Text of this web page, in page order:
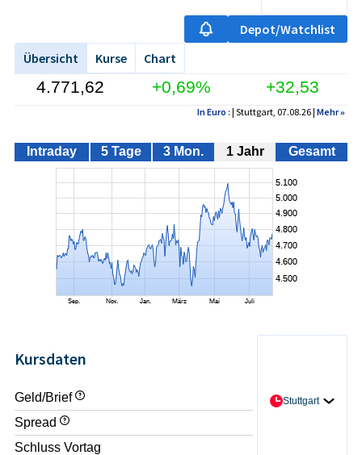
Depot/Watchlist
Übersicht
Kurse Chart
4.771,62 +0,69% +32,53
In Euro : | Stuttgart, 07.08.26 | Mehr»
Intraday 5 Tage 3 Mon. 1 Jahr Gesamt
Kursdaten
Stuttgart
Geld/Brief
- / -
Spread
Schluss Vortag